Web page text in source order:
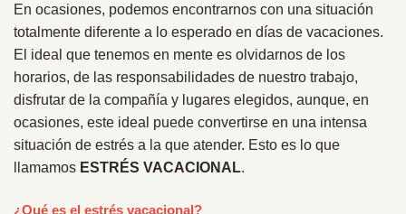
En ocasiones, podemos encontrarnos con una situación
totalmente diferente a lo esperado en días de vacaciones.
El ideal que tenemos en mente es olvidarnos de los
horarios, de las responsabilidades de nuestro trabajo,
disfrutar de la compañía y lugares elegidos, aunque, en
ocasiones, este ideal puede convertirse en una intensa
situación de estrés a la que atender. Esto es lo que
llamamos ESTRÉS VACACIONAL.
¿Qué es el estrés vacacional?